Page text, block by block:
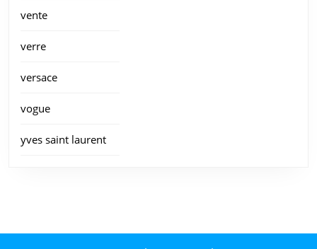
vente
verre
versace
vogue
yves saint laurent